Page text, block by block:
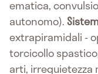
ematica,
autonomo).
extrapiramidali -
torcicollo
arti, irrequietezza